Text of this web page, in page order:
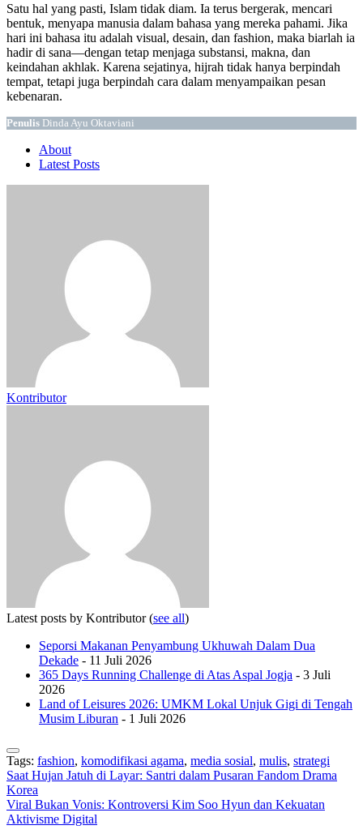
Satu hal yang pasti, Islam tidak diam. Ia terus bergerak, mencari
bentuk, menyapa manusia dalam bahasa yang mereka pahami. Jika
hari ini bahasa itu adalah visual, desain, dan fashion, maka biarlah ia
hadir di sana—dengan tetap menjaga substansi, makna, dan
keindahan akhlak. Karena sejatinya, hijrah tidak hanya berpindah
tempat, tetapi juga berpindah cara dalam menyampaikan pesan
kebenaran.
Penulis Dinda Ayu Oktaviani
About
Latest Posts
Kontributor
Latest posts by Kontributor(see all)
Seporsi Makanan Penyambung Ukhuwah Dalam Dua
Dekade - 11 Juli 2026
365 Days Running Challenge di Atas Aspal Jogja - 3 Juli
2026
Land of Leisures 2026: UMKM Lokal Unjuk Gigi di Tengah
Musim Liburan - 1 Juli 2026
Tags: fashion, komodifikasi agama, media sosial, mulis, strategi
Navigasi
pos
Saat Hujan Jatuh di Layar: Santri dalam Pusaran Fandom Drama
Korea
Viral Bukan Vonis: Kontroversi Kim Soo Hyun dan Kekuatan
Aktivisme Digital